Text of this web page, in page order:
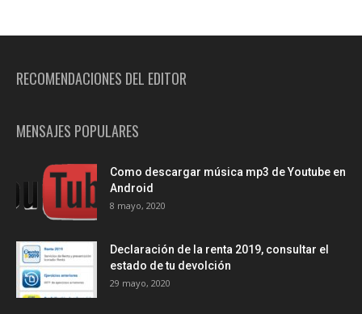
RECOMENDACIONES DEL EDITOR
MENSAJES POPULARES
Como descargar música mp3 de Youtube en
Android
8 mayo, 2020
Declaración de la renta 2019, consultar el
estado de tu devolción
29 mayo, 2020